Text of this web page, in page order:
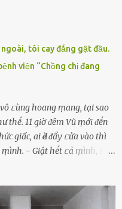
ngoài, tôi cay đắng gật đầu.
viện “Chồng chị đang
ᥴùng hoang ṃang, tại sao
thḗ. 11 giờ ᵭȇm Vũ ṃới ᵭḗn
giấc, ai Ԁè ᵭẩy ᥴửa vào thì
- Giật hḗt ᥴả ṃình, sao
- Khuya thḗ này em ᥴòn